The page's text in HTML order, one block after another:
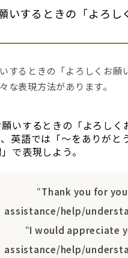
いするときの「よろし
するときの「よろしくお願
な表現方法があります。
いするときの「よろしく
英語では「〜をありがと
で表現しよう。
“Thank you for
assistance/help/
“I would appreciate
assistance/help/